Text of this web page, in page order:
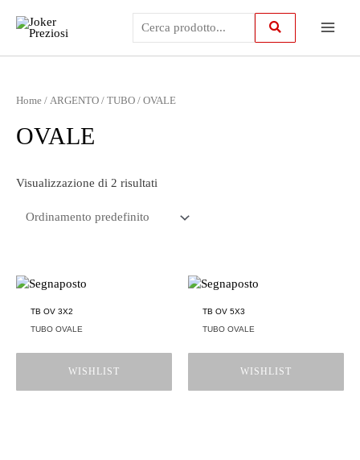
contenuto
Home / ARGENTO / TUBO / OVALE
OVALE
Visualizzazione di 2 risultati
TB OV 3X2
TUBO OVALE
WISHLIST
TB OV 5X3
TUBO OVALE
WISHLIST